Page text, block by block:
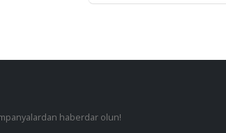
haberdar olun!